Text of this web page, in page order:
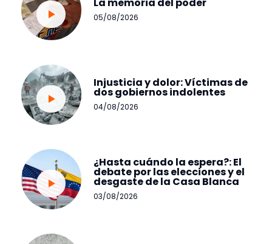
La memoria del poder
05/08/2026
Injusticia y dolor: Víctimas de
dos gobiernos indolentes
04/08/2026
¿Hasta cuándo la espera?: El
debate por las elecciones y el
desgaste de la Casa Blanca
03/08/2026